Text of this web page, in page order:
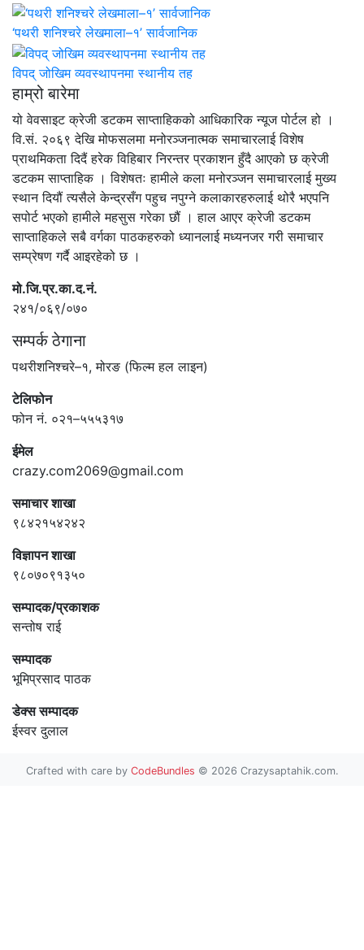
‘पथरी शनिश्चरे लेखमाला–१’ सार्वजानिक
विपद् जोखिम व्यवस्थापनमा स्थानीय तह
हाम्रो बारेमा
यो वेवसाइट क्रेजी डटकम साप्ताहिकको आधिकारिक न्यूज पोर्टल हो ।
वि.सं. २०६९ देखि मोफसलमा मनोरञ्जनात्मक समाचारलाई विशेष
प्राथमिकता दिदैं हरेक विहिबार निरन्तर प्रकाशन हुँदै आएको छ क्रेजी
डटकम साप्ताहिक । विशेषतः हामीले कला मनोरञ्जन समाचारलाई मुख्य
स्थान दियौं त्यसैले केन्द्रसँग पहुच नपुग्ने कलाकारहरुलाई थोरै भएपनि
सपोर्ट भएको हामीले महसुस गरेका छौं । हाल आएर क्रेजी डटकम
साप्ताहिकले सबै वर्गका पाठकहरुको ध्यानलाई मध्यनजर गरी समाचार
सम्प्रेषण गर्दै आइरहेको छ ।
मो.जि.प्र.का.द.नं.
२४१/०६९/०७०
सम्पर्क ठेगाना
पथरीशनिश्चरे–१, मोरङ (फिल्म हल लाइन)
टेलिफोन
फोन नं. ०२१–५५५३१७
ईमेल
crazy.com2069@gmail.com
समाचार शाखा
९८४२१५४२४२
विज्ञापन शाखा
९८०७०९१३५०
सम्पादक/प्रकाशक
सन्तोष राई
सम्पादक
भूमिप्रसाद पाठक
डेक्स सम्पादक
ईस्वर दुलाल
Crafted with care by CodeBundles © 2026 Crazysaptahik.com.